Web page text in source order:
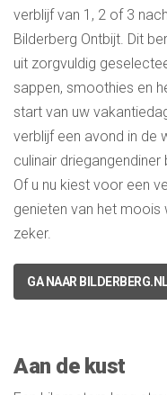
verblijf van 1, 2 of 3
Bilderberg Ontbijt. Dit
uit zorgvuldig
sappen, smoothies en
start van uw
verblijf een avond in de
culinair
Of u nu kiest voor een
genieten van het moois
zeker.
GA NAAR
Aan de kust